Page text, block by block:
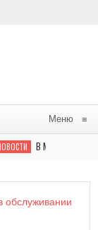
Меню ≡
В МОСКВЕ НАГРАДИЛИ